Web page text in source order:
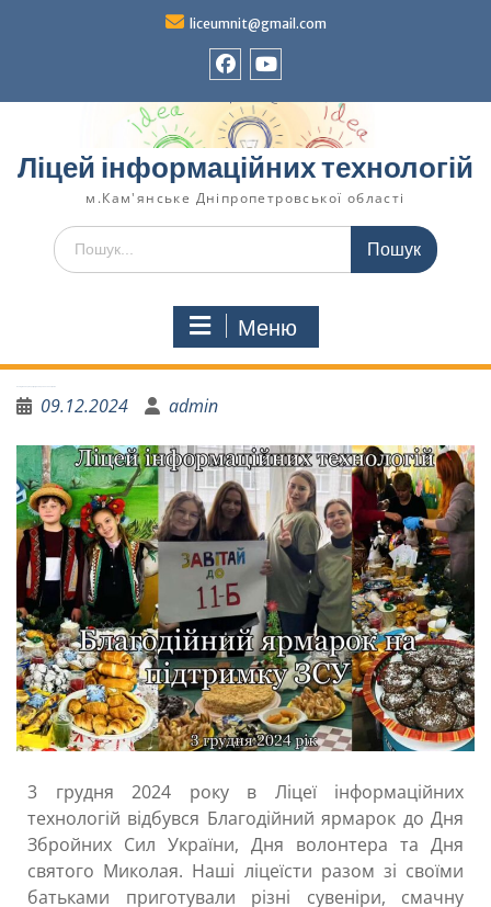
liceumnit@gmail.com
Ліцей інформаційних технологій
м.Кам'янське Дніпропетровської області
Меню
09.12.2024 admin
3 грудня 2024 року в Ліцеї інформаційних
технологій відбувся Благодійний ярмарок до Дня
Збройних Сил України, Дня волонтера та Дня
святого Миколая. Наші ліцеїсти разом зі своїми
батьками приготували різні сувеніри, смачну